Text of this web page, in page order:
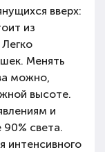
вверх:
из
Менять
можно,
высоте.
и
света.
интенсивного